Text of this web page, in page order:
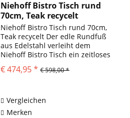
Niehoff Bistro Tisch rund
70cm, Teak recycelt
Niehoff Bistro Tisch rund 70cm,
Teak recycelt Der edle Rundfuß
aus Edelstahl verleiht dem
Niehoff Bistro Tisch ein zeitloses
Platte aus massivem Teakholz
€ 474,95 * € 598,00 *
Vergleichen
Merken